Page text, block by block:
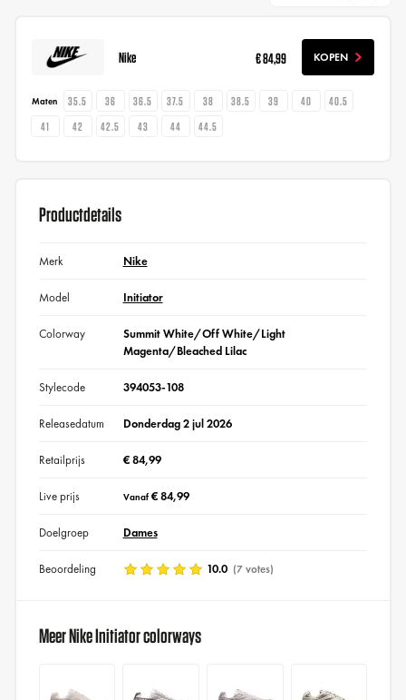
Nike € 84,99 KOPEN
Maten 35.5 36 36.5 37.5 38 38.5 39 40
40.5
41
42 42.5 43 44 44.5
Productdetails
Merk Nike
Model Initiator
Colorway
Summit White/Off White/Light
Magenta/Bleached Lilac
Stylecode 394053-108
Releasedatum Donderdag 2 jul 2026
Retailprijs € 84,99
Live prijs Vanaf€ 84,99
Doelgroep Dames
Beoordeling 10.0 (7 votes)
Meer Nike Initiator colorways